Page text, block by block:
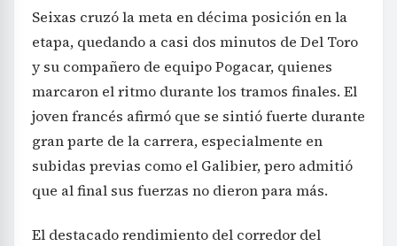
Seixas cruzó la meta en décima posición en la
etapa, quedando a casi dos minutos de Del Toro
y su compañero de equipo Pogacar, quienes
marcaron el ritmo durante los tramos finales. El
joven francés afirmó que se sintió fuerte durante
gran parte de la carrera, especialmente en
subidas previas como el Galibier, pero admitió
que al final sus fuerzas no dieron para más.
El destacado rendimiento del corredor del